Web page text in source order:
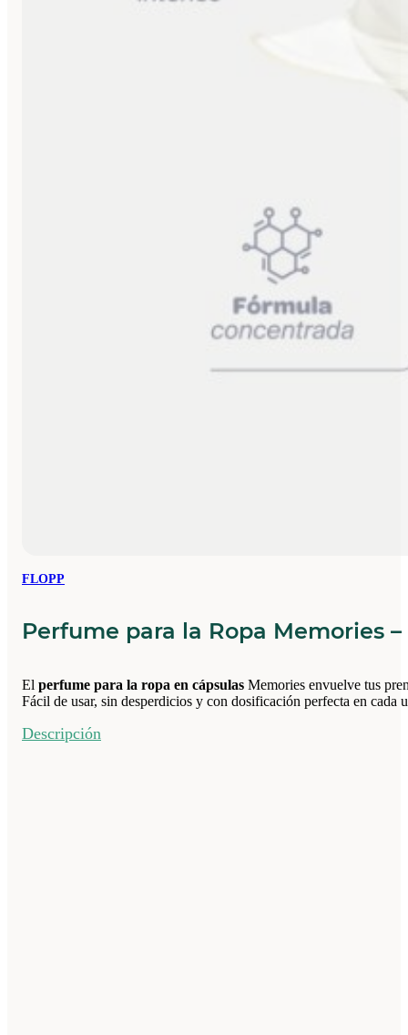
FLOPP
Perfume para la Ropa Memories –
El perfume para la ropa en cápsulas Memories envuelve tus
Fácil de usar, sin desperdicios y con dosificación perfecta en cada
Descripción